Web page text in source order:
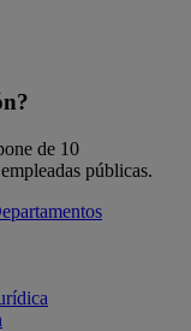
de 10
públicas.